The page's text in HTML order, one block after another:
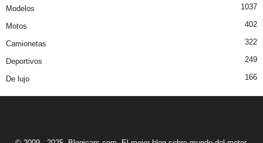
Modelos 1037
Motos 402
Camionetas 322
Deportivos 249
De lujo 166